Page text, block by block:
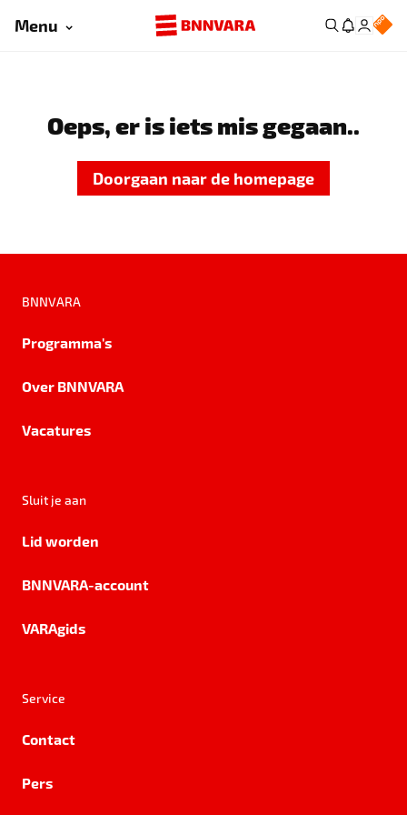
Menu
Oeps, er is iets mis gegaan..
Doorgaan naar de homepage
BNNVARA
Programma's
Over BNNVARA
Vacatures
Sluit je aan
Lid worden
BNNVARA-account
VARAgids
Service
Contact
Pers